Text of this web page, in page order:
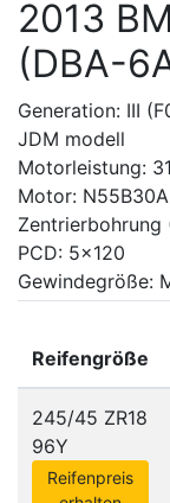
2013
(DBA-
Generation: III
JDM modell
Motorleistung:
Motor:
Zentrierbohrung
PCD: 5x120
Gewindegröße:
Reifengröße
245/45 ZR18
96Y
Reifenpreis